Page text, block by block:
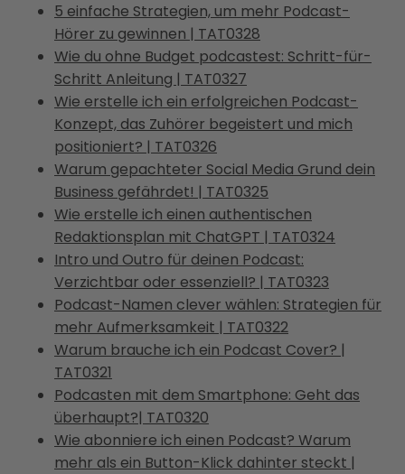
5 einfache Strategien, um mehr Podcast-
Hörer zu gewinnen | TAT0328
Wie du ohne Budget podcastest: Schritt-für-
Schritt Anleitung | TAT0327
Wie erstelle ich ein erfolgreichen Podcast-
Konzept, das Zuhörer begeistert und mich
positioniert? | TAT0326
Warum gepachteter Social Media Grund dein
Business gefährdet! | TAT0325
Wie erstelle ich einen authentischen
Redaktionsplan mit ChatGPT | TAT0324
Intro und Outro für deinen Podcast:
Verzichtbar oder essenziell? | TAT0323
Podcast-Namen clever wählen: Strategien für
mehr Aufmerksamkeit | TAT0322
Warum brauche ich ein Podcast Cover? |
TAT0321
Podcasten mit dem Smartphone: Geht das
überhaupt?| TAT0320
Wie abonniere ich einen Podcast? Warum
mehr als ein Button-Klick dahinter steckt |